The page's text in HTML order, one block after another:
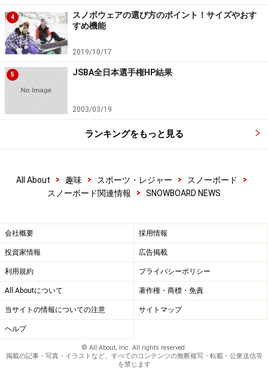
スノーボード競技の中でも、もっともそのスタイルの華麗さ・派手さ
で人気を博すストレートジャンプ
イルで選手や観客からも大好評の
ます。
10代・20代の流行に敏感な世代に圧倒的な人気を誇るスノーボード。
過激でアグレッシブであると同時に、華麗に“まとめる”というその共
ーとして根付いています。
注目のライブアクトには、今勢いと可能性を感じさせるアーティスト
「KICK THE CAN CREW」が決定。大会イメージソングを歌います。
今、最もクールでスタイリッシュなスノーボーダーと音楽でウインタ
ースポーツの到来を感じさせる「X-TRAIL JAM in TOKYO DOME」
目の前で繰り広げられる世界最高のテクニックとパワー、ジャンプの
数々。その後押しをするのは選手と一体となった観客のパワーです
◆詳しくは◆
4
スノボウェアの選び方のポイント！サイズやおす
すめ機能
2019/10/17
5 JSBA全日本選手権HP結果
2003/03/19
ランキングをもっと見る
All About > 趣味 > スポーツ・レジャー > スノーボード
>
スノーボード関連情報
> SNOWBOARD NEWS
会社概要 採用情報
投資家情報 広告掲載
利用規約 プライバシーポリシー
All Aboutについて 著作権・商標・免責
当サイトの情報についての注意 サイトマップ
ヘルプ
© All About, Inc. All rights reserved.
掲載の記事・写真・イラストなど、すべてのコンテンツの無断複写・転載・公衆送信等
を禁じます